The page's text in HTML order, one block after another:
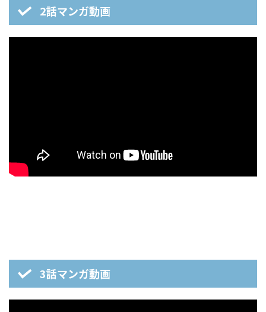
2話マンガ動画
3話マンガ動画